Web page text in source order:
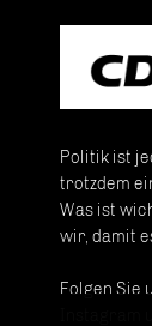
Politik ist
trotzdem
Was ist
wir, damit
Folgen Sie